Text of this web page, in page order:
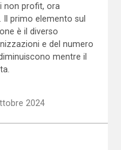
non profit, ora
primo elemento sul
è il diverso
e del numero
mentre il
2024